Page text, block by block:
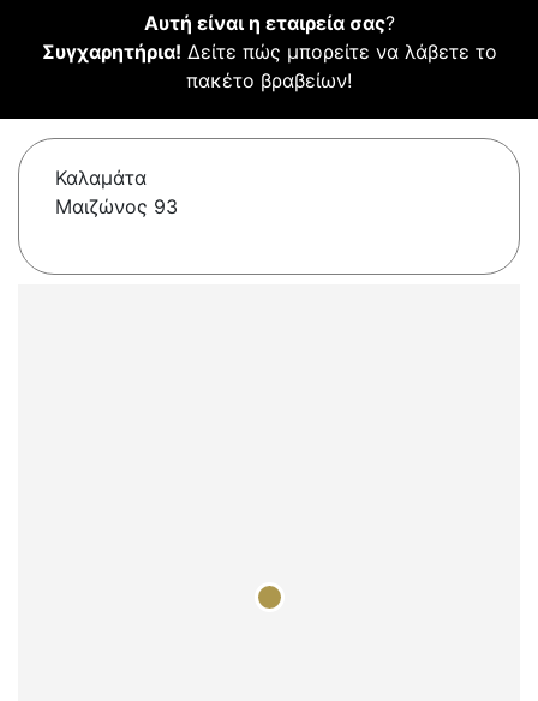
Αυτή είναι η εταιρεία σας?
Συγχαρητήρια! Δείτε πώς μπορείτε να λάβετε το
πακέτο βραβείων!
Καλαμάτα
Μαιζώνος 93